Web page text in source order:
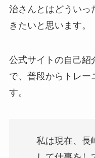
治さんとはどういっ
きたいと思います。
公式サイトの自己紹
で、普段からトレー
す。
私は現在、長